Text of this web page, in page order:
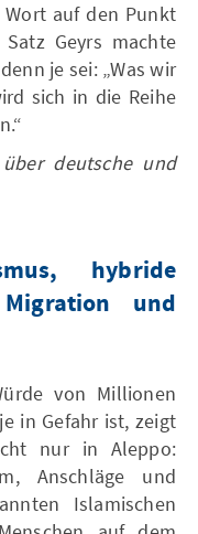
auf den Punkt
Geyrs machte
je sei: „Was wir
sich in die Reihe
deutsche und
hybride
und
von Millionen
in Gefahr ist, zeigt
nur in Aleppo:
Anschläge und
Islamischen